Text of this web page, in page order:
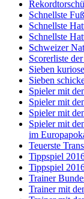
Schnellste
Schnellste
Schnellste
Schweizer
Scorerliste
Sieben
Sieben
Spieler mit
Spieler mit
Spieler mit
Spieler mit
im
Teuerste
Tippspiel
Tippspiel
Trainer
Trainer mit